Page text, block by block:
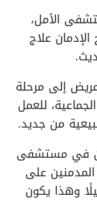
الأمل،
علاج
إلى مرحلة
للعمل
من جديد.
لعلاج الادمان في مستشفى
على
وهذا يكون